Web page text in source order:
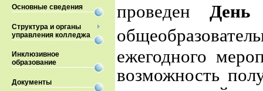
Основные сведения
Структура и органы
управления колледжа
Инклюзивное
образование
Документы
проведенДень
ежегодного
возможность